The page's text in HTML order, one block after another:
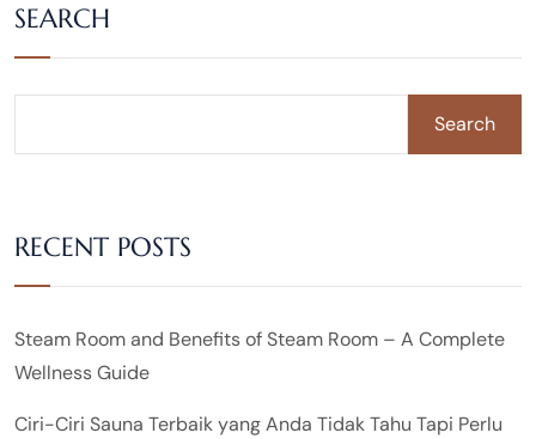
SEARCH
Search
RECENT POSTS
Steam Room and Benefits of Steam Room – A Complete
Wellness Guide
Ciri-Ciri Sauna Terbaik yang Anda Tidak Tahu Tapi Perlu